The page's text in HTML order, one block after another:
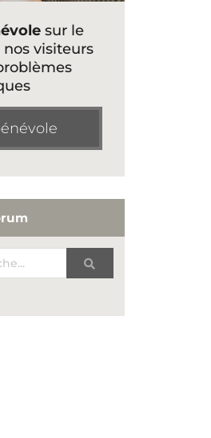
sur le
visiteurs